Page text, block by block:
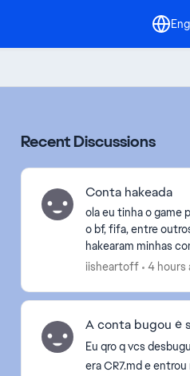
Recent Discussions
Conta hakeada
ola eu tinha o game
o bf, fifa, entre outros
hakearam minhas
recuperando aos
iisheartoff 4 hours
A conta bugou é
Eu qro q vcs
era CR7.md e entrou